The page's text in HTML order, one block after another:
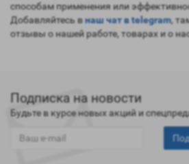
способам применения или
Добавляйтесь внаш чат в telegram,
отзывы о нашей работе, товарах и о
Подписка на новости
Будьте в курсе новых акций и